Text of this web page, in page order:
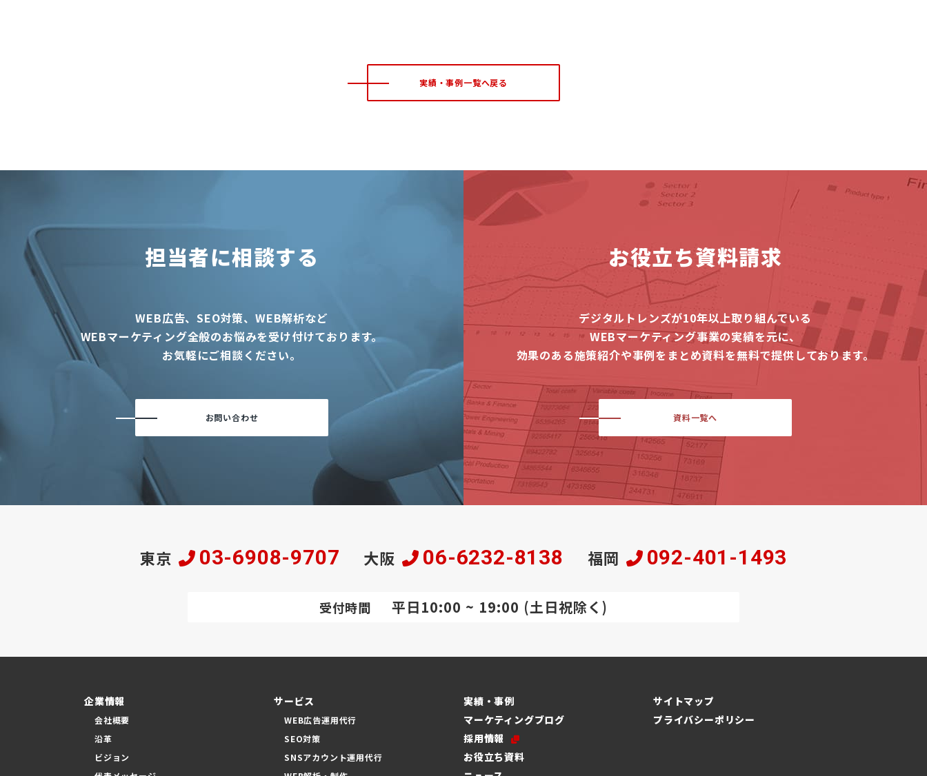
実績・事例一覧へ戻る
担当者に相談する
WEB広告、SEO対策、WEB解析など
WEBマーケティング全般のお悩みを受け付けております。
お気軽にご相談ください。
お問い合わせ
お役立ち資料請求
デジタルトレンズが10年以上取り組んでいる
WEBマーケティング事業の実績を元に、
効果のある施策紹介や事例をまとめ資料を無料で提供しております。
資料一覧へ
東京 03-6908-9707 大阪 06-6232-8138 福岡 092-401-1493
受付時間 平日10:00 ~ 19:00 (土日祝除く)
企業情報
会社概要
沿革
ビジョン
サービス
WEB広告運用代行
SEO対策
SNSアカウント運用代行
実績・事例
マーケティングブログ
採用情報
お役立ち資料
サイトマップ
プライバシーポリシー